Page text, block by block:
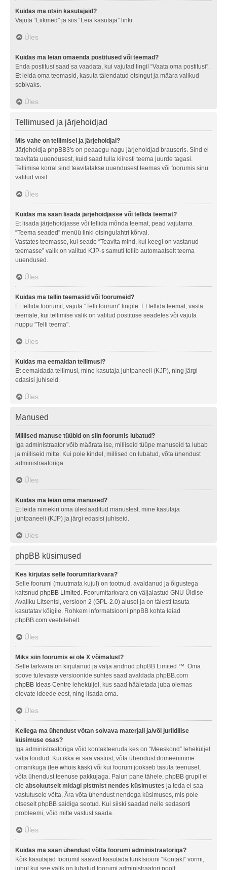
Kuidas ma otsin kasutajaid?
Vajuta “Liikmed” ja siis “Leia kasutaja” linki.
Üles
Kuidas ma leian omaenda postitused või teemad?
Enda postitusi saad sa vaadata, kui vajutad lingil “Vaata oma postitusi”.
Et leida oma teemasid, kasuta täiendatud otsingut ja määra valikud
sobivaks.
Üles
Tellimused ja järjehoidjad
Mis vahe on tellimisel ja järjehoidjal?
Järjehoidja phpBB3's on peaaegu nagu järjehoidjad brauseris. Sind ei
teavitata uuendusest, kuid saad tulla kiiresti teema juurde tagasi.
Tellimise korral sind teavitatakse uuendusest teemas või foorumis sinu
valitud viisil.
Üles
Kuidas ma saan lisada järjehoidjasse või tellida teemat?
Et lisada järjehoidjasse või tellida mõnda teemat, pead vajutama
“Teema seaded” menüü linki otsingulahtri kõrval.
Vastates teemasse, kui seade “Teavita mind, kui keegi on vastanud
teemasse” valik on valitud KJP-s samuti tellib automaatselt teema
uuendused.
Üles
Kuidas ma tellin teemasid või foorumeid?
Et tellida foorumit, vajuta "Telli foorum" lingile. Et tellida teemat, vasta
teemale, kui tellimise valik on valitud postituse seadetes või vajuta
nuppu "Telli teema".
Üles
Kuidas ma eemaldan tellimusi?
Et eemaldada tellimusi, mine kasutaja juhtpaneeli (KJP), ning järgi
edasisi juhiseid.
Üles
Manused
Millised manuse tüübid on siin foorumis lubatud?
Iga administraator võib määrata ise, milliseid tüüpe manuseid ta lubab
ja milliseid mitte. Kui pole kindel, millised on lubatud, võta ühendust
administraatoriga.
Üles
Kuidas ma leian oma manused?
Et leida nimekiri oma üleslaaditud manustest, mine kasutaja
juhtpaneeli (KJP) ja järgi edasisi juhiseid.
Üles
phpBB küsimused
Kes kirjutas selle foorumitarkvara?
Selle foorumi (muutmata kujul) on tootnud, avaldanud ja õigustega
kaitsnud phpBB Limited . Foorumitarkvara on väljalastud GNU Üldise
Avaliku Litsentsi, versioon 2 (GPL-2.0) alusel ja on täiesti tasuta
kasutatav kõigile. Rohkem informatsiooni phpBB kohta leiad
phpBB.com veebilehelt.
Üles
Miks siin foorumis ei ole X võimalust?
Selle tarkvara on kirjutanud ja välja andnud phpBB Limited ™. Oma
soove tulevaste versioonide suhtes saad avaldada phpBB.com
phpBB Ideas Centre leheküljel, kus saad hääletada juba olemas
olevate ideede eest, ning lisada oma.
Üles
Kellega ma ühendust võtan solvava materjali ja/või juriidilise
küsimuse osas?
Iga administraatoriga võid kontakteeruda kes on “Meeskond” leheküljel
välja toodud. Kui ikka ei saa vastust, võta ühendust domeeninime
omanikuga (tee whois käsk) või kui foorum jookseb tasuta teenusel,
võta ühendust teenuse pakkujaga. Palun pane tähele, phpBB grupil ei
ole absoluutselt midagi pistmist nendes küsimustes ja teda ei saa
vastutusele võtta. Ära võta ühendust nendega küsimuses, mis pole
otseselt phpBB saidiga seotud. Kui siiski saadad neile sedasorti
probleemi, võid mitte vastust saada.
Üles
Kuidas ma saan ühendust võtta foorumi administraatoriga?
Kõik kasutajad foorumil saavad kasutada funktsiooni “Kontakt” vormi,
juhul kui see valik on lubatud foorumi administraatori poolt.